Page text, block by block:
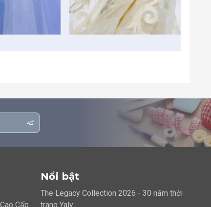
Cấp
Nổi bật
The Legacy Collection 2026 - 30 năm thời
trang Yaly